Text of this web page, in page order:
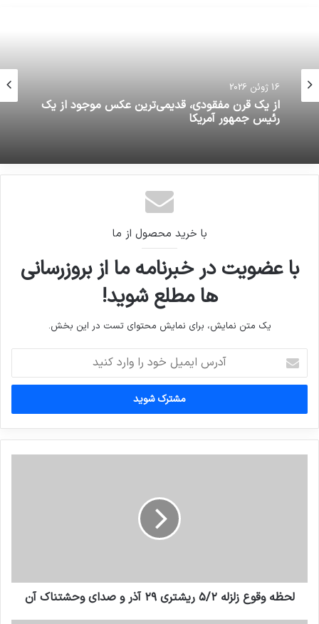
16 ژوئن 2026
از یک قرن مفقودی، قدیمی‌ترین عکس موجود از یک
رئیس جمهور آمریکا
با خرید محصول از ما
با عضویت در خبرنامه ما از بروزرسانی
ها مطلع شوید!
یک متن نمایش، برای نمایش محتوای تست در این بخش.
ایمیل
خود
وارد
کنید
لحظه وقوع زلزله ٥/٢ ريشتري ٢٩ آذر و صداي وحشتناك آن